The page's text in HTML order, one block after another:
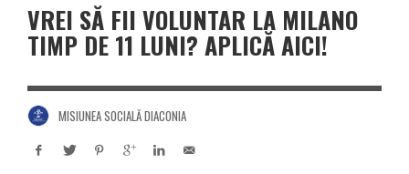
VREI SĂ FII VOLUNTAR LA MILANO
TIMP DE 11 LUNI? APLICĂ AICI!
MISIUNEA SOCIALĂ DIACONIA